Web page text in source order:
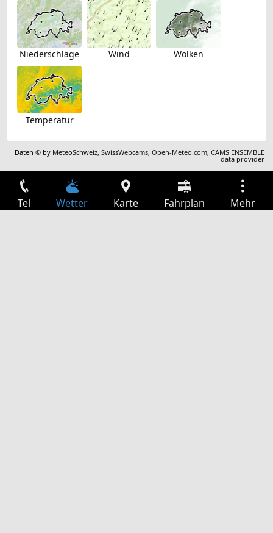
Niederschläge Wind Wolken
Temperatur
Daten © by MeteoSchweiz,SwissWebcams,Open-Meteo.com,CAMS ENSEMBLE
data provider
Tel Wetter Karte Fahrplan Mehr